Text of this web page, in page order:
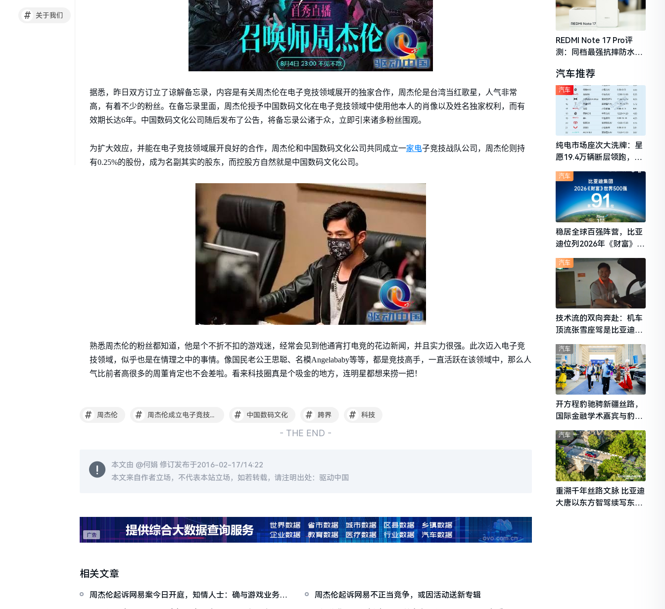
# 关于我们
据悉，昨日双方订立了谅解备忘录，内容是有关周杰伦在电子竞技领域展开的独家合作，周杰伦是台湾当红歌星，人气非常
高，有着不少的粉丝。在备忘录里面，周杰伦授予中国数码文化在电子竞技领域中使用他本人的肖像以及姓名独家权利，而有
效期长达6年。中国数码文化公司随后发布了公告，将备忘录公诸于众，立即引来诸多粉丝围观。
为扩大效应，并能在电子竞技领域展开良好的合作，周杰伦和中国数码文化公司共同成立一家电子竞技战队公司，周杰伦则持
有0.25%的股份，成为名副其实的股东，而控股方自然就是中国数码文化公司。
熟悉周杰伦的粉丝都知道，他是个不折不扣的游戏迷，经常会见到他通宵打电竞的花边新闻，并且实力很强。此次迈入电子竞
技领域，似乎也是在情理之中的事情。像国民老公王思聪、名模Angelababy等等，都是竞技高手，一直活跃在该领域中，那么人
气比前者高很多的周董肯定也不会差啦。看来科技圈真是个吸金的地方，连明星都想来捞一把！
# 周杰伦 # 周杰伦成立电子竞技公司 # 中国数码文化 # 跨界 # 科技
- THE END -
本文由 @何娟 修订发布于2016-02-17/14:22
本文来自作者立场，不代表本站立场，如若转载，请注明出处：驱动中国
相关文章
周杰伦起诉网易案今日开庭，知情人士：确与游戏业务相
周杰伦起诉网易不正当竞争，或因活动送新专辑
REDMI Note 17 Pro评
测：同档最强抗摔防水，
守门员
汽车推荐
纯电市场座次大洗牌：星
愿19.4万辆断层领跑，理
想i6成最强黑马
汽车
稳居全球百强阵营，比亚
迪位列2026年《财富》世
汽车
技术流的双向奔赴：机车
顶流张雪座驾是比亚迪秦
L
汽车
开方程豹驰骋新疆丝路，
国际金融学术嘉宾与豹友
共赴山海热爱
汽车
重溯千年丝路文脉 比亚迪
大唐以东方智驾续写东西
汽车